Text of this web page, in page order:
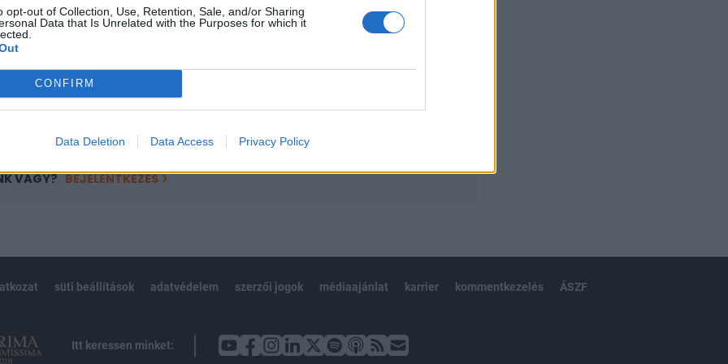
opt-out of Collection, Use, Retention, Sale, and/or Sharing
Data that Is Unrelated with the Purposes for which it
CONFIRM
Data Deletion Data Access Privacy Policy
tartalmazza:
cikkarchívum
elmúlt 2 év napon belüli
VAGY? BEJELENTKEZÉS
süti beállítások adatvédelem szerzői jogok médiaajánlat karrier kommentkezelés ÁSZF
Itt keressen minket: